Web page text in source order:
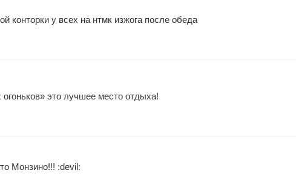
конторки у всех на нтмк изжога после обеда
это лучшее место отдыха!
Монзино!!! :devil: